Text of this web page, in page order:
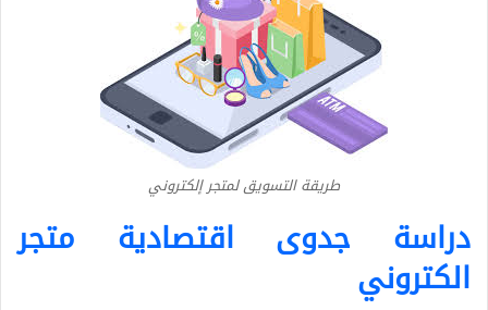
طريقة التسويق لمتجر إلكتروني
دراسة جدوى اقتصادية متجر
الكتروني